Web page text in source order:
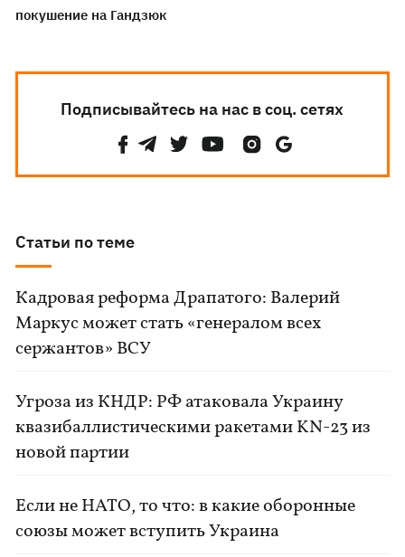
покушение на Гандзюк
Подписывайтесь на нас в соц. сетях
Статьи по теме
Кадровая реформа Драпатого: Валерий
Маркус может стать «генералом всех
сержантов» ВСУ
Угроза из КНДР: РФ атаковала Украину
квазибаллистическими ракетами KN-23 из
новой партии
Если не НАТО, то что: в какие оборонные
союзы может вступить Украина